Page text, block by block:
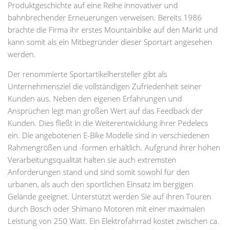
Produktgeschichte auf eine Reihe innovativer und
bahnbrechender Erneuerungen verweisen. Bereits 1986
brachte die Firma ihr erstes Mountainbike auf den Markt und
kann somit als ein Mitbegründer dieser Sportart angesehen
werden.
Der renommierte Sportartikelhersteller gibt als
Unternehmensziel die vollständigen Zufriedenheit seiner
Kunden aus. Neben den eigenen Erfahrungen und
Ansprüchen legt man großen Wert auf das Feedback der
Kunden. Dies fließt in die Weiterentwicklung ihrer Pedelecs
ein. Die angebotenen E-Bike Modelle sind in verschiedenen
Rahmengrößen und -formen erhältlich. Aufgrund ihrer hohen
Verarbeitungsqualität halten sie auch extremsten
Anforderungen stand und sind somit sowohl für den
urbanen, als auch den sportlichen Einsatz im bergigen
Gelände geeignet. Unterstützt werden Sie auf ihren Touren
durch Bosch oder Shimano Motoren mit einer maximalen
Leistung von 250 Watt. Ein Elektrofahrrad kostet zwischen ca.